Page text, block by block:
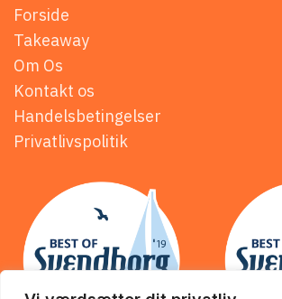
Forside
Takeaway
Om Os
Kontakt os
Handelsbetingelser
Privatlivspolitik